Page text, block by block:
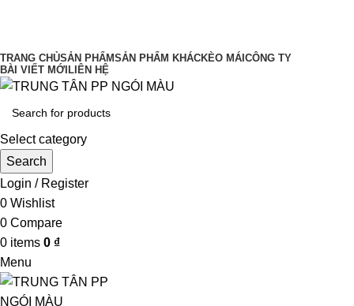
TRANG CHỦSẢN PHẨMSẢN PHẨM KHÁCKÈO MÁI CÔNG TY
BÀI VIẾT MỚI LIÊN HỆ
Select category
Search
Login / Register
0 Wishlist
0 Compare
0 items 0 ₫
Menu